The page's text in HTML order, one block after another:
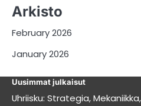
Arkisto
February 2026
January 2026
Uusimmat julkaisut
Uhriisku: Strategia,